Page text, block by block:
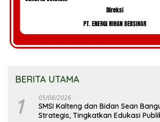
BERITA UTAMA
1 05/08/2026
SMSI Kalteng dan Bidan Sean
Strategis, Tingkatkan Edukasi